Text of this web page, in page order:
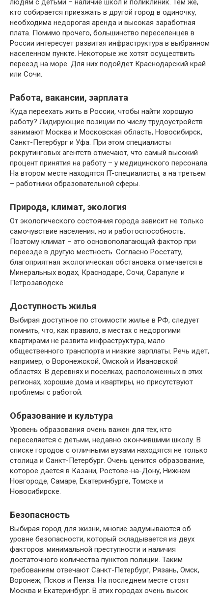
людям с детьми – наличие школ и поликлиник. Тем же,
кто собирается приезжать в другой город в одиночку,
необходима недорогая аренда и высокая заработная
плата. Помимо прочего, большинство переселенцев в
России интересует развитая инфраструктура в выбранном
населенном пункте. Некоторые же хотят осуществить
переезд на море. Для них подойдет Краснодарский край
или Сочи.
Работа, вакансии, зарплата
Куда переехать жить в России, чтобы найти хорошую
работу? Лидирующие позиции по числу трудоустройств
занимают Москва и Московская область, Новосибирск,
Санкт-Петербург и Уфа. При этом специалисты
рекрутинговых агентств отмечают, что самый высокий
процент принятия на работу – у медицинского персонала.
На втором месте находятся IT-специалисты, а на третьем
– работники образовательной сферы.
Природа, климат, экология
От экологического состояния города зависит не только
самочувствие населения, но и работоспособность.
Поэтому климат – это основополагающий фактор при
переезде в другую местность. Согласно Росстату,
благоприятная экологическая обстановка отмечается в
Минеральных водах, Краснодаре, Сочи, Сарапуле и
Петрозаводске.
Доступность жилья
Выбирая доступное по стоимости жилье в РФ, следует
помнить, что, как правило, в местах с недорогими
квартирами не развита инфраструктура, мало
общественного транспорта и низкие зарплаты. Речь идет,
например, о Воронежской, Омской и Ивановской
областях. В деревнях и поселках, расположенных в этих
регионах, хорошие дома и квартиры, но присутствуют
проблемы с работой.
Образование и культура
Уровень образования очень важен для тех, кто
переселяется с детьми, недавно окончившими школу. В
списке городов с отличными вузами находятся не только
столица и Санкт-Петербург. Очень ценится образование,
которое дается в Казани, Ростове-на-Дону, Нижнем
Новгороде, Самаре, Екатеринбурге, Томске и
Новосибирске.
Безопасность
Выбирая город для жизни, многие задумываются об
уровне безопасности, который складывается из двух
факторов: минимальной преступности и наличия
достаточного количества пунктов полиции. Таким
требованиям отвечают Санкт-Петербург, Рязань, Омск,
Воронеж, Псков и Пенза. На последнем месте стоят
Москва и Екатеринбург. В этих городах очень высок